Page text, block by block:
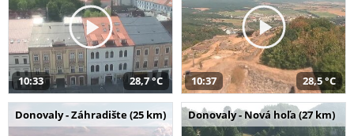
10:33 28,7 °C 10:37 28,5 °C
Donovaly - Záhradište (25 km) Donovaly - Nová hoľa (27 km)